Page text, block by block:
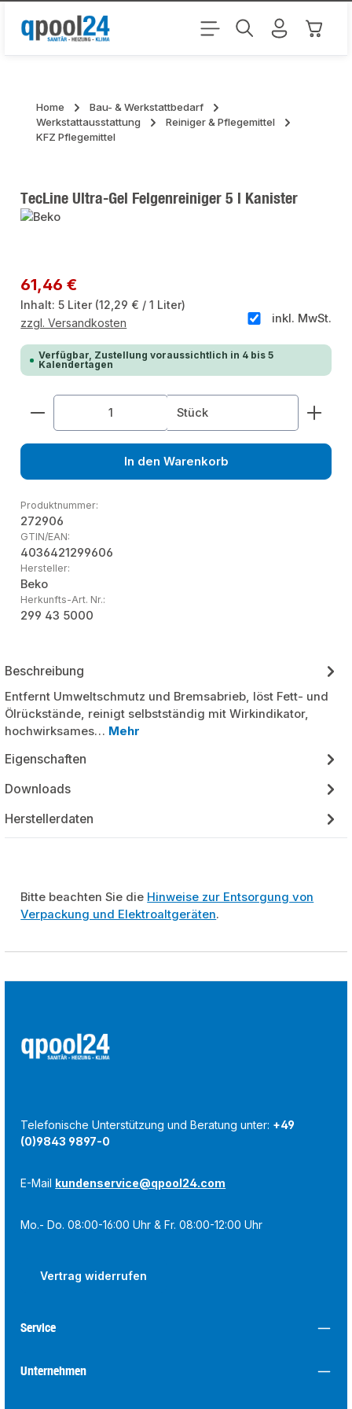
Zum Hauptinhalt springen
Home
Bau- & Werkstattbedarf
Werkstattausstattung
Reiniger & Pflegemittel
KFZ Pflegemittel
TecLine Ultra-Gel Felgenreiniger 5 l Kanister
Regulärer Preis:
61,46 €
Inhalt:5 Liter (12,29 € / 1 Liter)
inkl. MwSt.
zzgl. Versandkosten
Verfügbar, Zustellung voraussichtlich in 4 bis 5
Kalendertagen
Produkt Anzahl: Gib den gewünschten Wert
Stück
In den Warenkorb
Produktnummer:
272906
GTIN/EAN:
4036421299606
Hersteller:
Beko
Herkunfts-Art. Nr.:
299 43 5000
Beschreibung
Entfernt Umweltschmutz und Bremsabrieb, löst Fett- und
Ölrückstände, reinigt selbstständig mit Wirkindikator,
hochwirksames… Mehr
Eigenschaften
Downloads
Herstellerdaten
Bitte beachten Sie die Hinweise zur Entsorgung von
Verpackung und Elektroaltgeräten.
Telefonische Unterstützung und Beratung unter: +49
(0)9843 9897-0
E-Mail kundenservice@qpool24.com
Mo.- Do. 08:00-16:00 Uhr & Fr. 08:00-12:00 Uhr
Vertrag widerrufen
Service
Unternehmen